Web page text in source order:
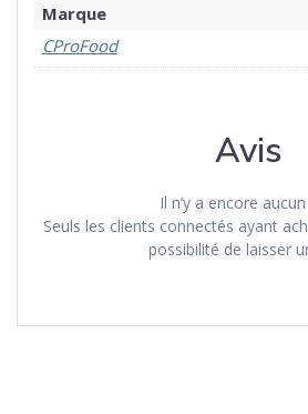
Marque
CProFood
Avis
Il n’y a encore
Seuls les clients connectés ayant
possibilité de laisser